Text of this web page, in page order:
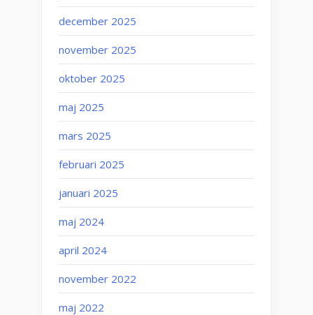
december 2025
november 2025
oktober 2025
maj 2025
mars 2025
februari 2025
januari 2025
maj 2024
april 2024
november 2022
maj 2022